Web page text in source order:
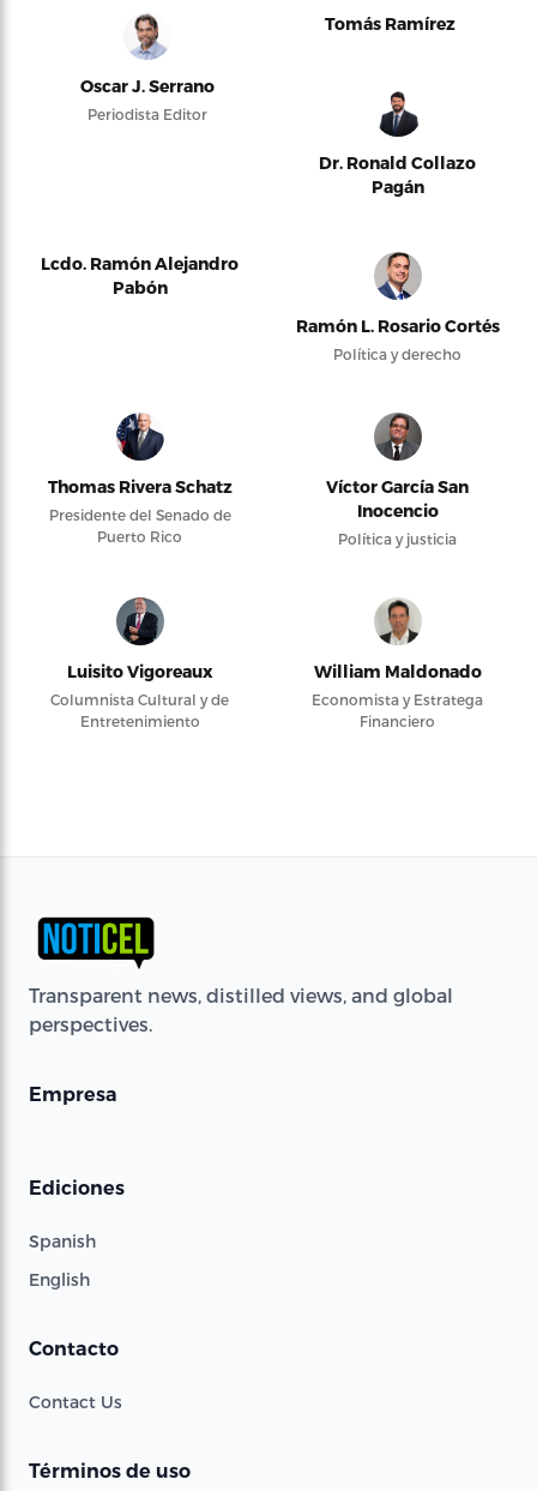
Oscar J. Serrano
Periodista Editor
Tomás Ramírez
Dr. Ronald Collazo
Pagán
Lcdo. Ramón Alejandro
Pabón
Ramón L. Rosario Cortés
Política y derecho
Thomas Rivera Schatz
Presidente del Senado de
Puerto Rico
Víctor García San
Inocencio
Política y justicia
Luisito Vigoreaux
Columnista Cultural y de
Entretenimiento
William Maldonado
Economista y Estratega
Financiero
Transparent news, distilled views, and global
perspectives.
Empresa
Ediciones
Spanish
English
Contacto
Contact Us
Términos de uso